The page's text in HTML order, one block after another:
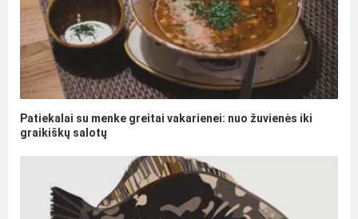
Patiekalai su menke greitai vakarienei: nuo žuvienės iki
graikiškų salotų